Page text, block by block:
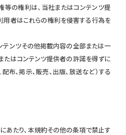
等の権利は、当社またはコンテンツ提
用者はこれらの権利を侵害する行為を
テンツその他掲載内容の全部または一
たはコンテンツ提供者の許諾を得ずに
布、掲示、販売、出版、放送など）する
あたり、本規約その他の条項で禁止す